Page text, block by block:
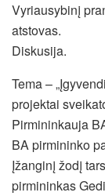
Vyriausybinį
atstovas.
Diskusija.
Tema –
projektai
Pirmininkauja
BA pirmininko
Įžanginį žodį
pirmininkas